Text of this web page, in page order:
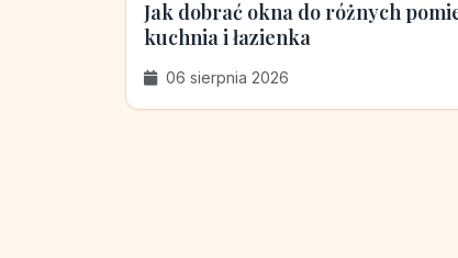
Jak dobrać okna do różnych
kuchnia i łazienka
06 sierpnia 2026